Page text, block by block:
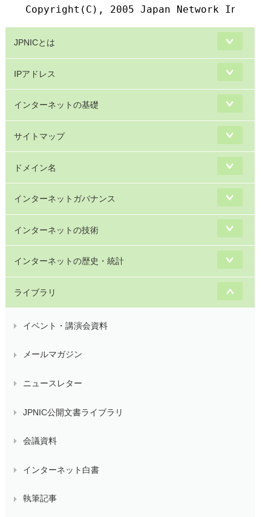
JPNICとは
IPアドレス
インターネットの基礎
サイトマップ
ドメイン名
インターネットガバナンス
インターネットの技術
インターネットの歴史・統計
ライブラリ
イベント・講演会資料
メールマガジン
ニュースレター
JPNIC公開文書ライブラリ
会議資料
インターネット白書
執筆記事